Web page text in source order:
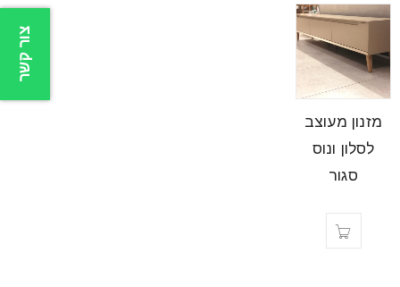
מזנון מעוצב
לסלון ונוס
סגור
צור קשר